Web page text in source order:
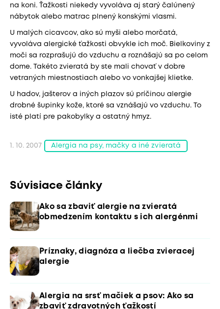
na koni. Ťažkosti niekedy vyvoláva aj starý čalúnený
nábytok alebo matrac plnený konskými vlasmi.
U malých cicavcov, ako sú myši alebo morčatá,
vyvoláva alergické ťažkosti obvykle ich moč. Bielkoviny z
moči sa rozprašujú do vzduchu a roznášajú sa po celom
dome. Takéto zvieratá by ste mali chovať v dobre
vetraných miestnostiach alebo vo vonkajšej klietke.
U hadov, jašterov a iných plazov sú príčinou alergie
drobné šupinky kože, ktoré sa vznášajú vo vzduchu. To
isté platí pre pakobylky a ostatný hmyz.
1. 10. 2007 Alergia na psy, mačky a iné zvieratá
Súvisiace články
Ako sa zbaviť alergie na zvieratá
obmedzením kontaktu s ich alergénmi
Príznaky, diagnóza a liečba zvieracej
alergie
Alergia na srsť mačiek a psov: Ako sa
zbaviť zdravotných ťažkostí